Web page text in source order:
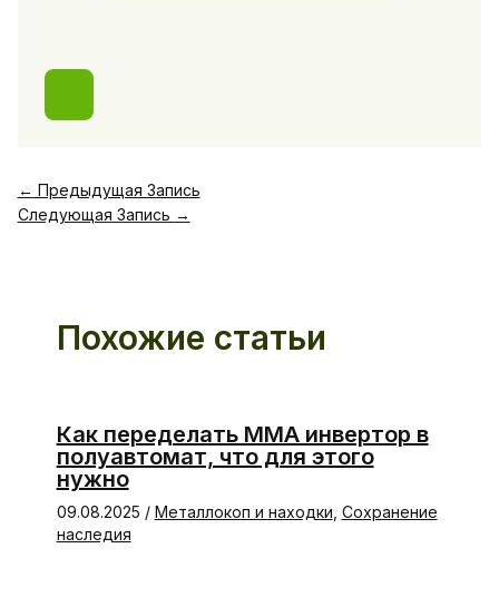
← Предыдущая Запись
Следующая Запись →
Похожие статьи
Как переделать ММА инвертор в
полуавтомат, что для этого
нужно
09.08.2025 / Металлокоп и находки Сохранение
наследия